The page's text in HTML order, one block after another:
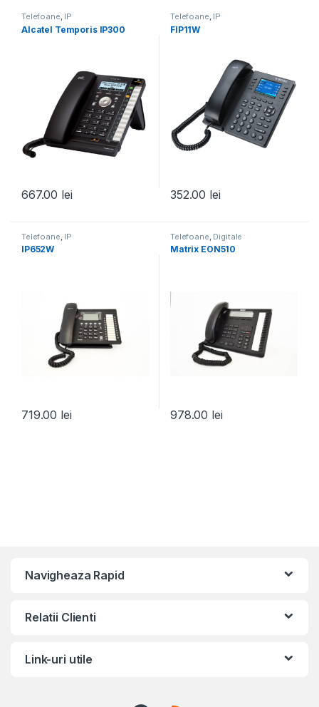
Telefoane, IP
Alcatel Temporis IP300
667.00 lei
Telefoane, IP
FIP11W
352.00 lei
Telefoane IP
IP652W
719.00 lei
Telefoane Digitale
Matrix EON510
978.00 lei
Navigheaza Rapid
Relatii Clienti
Link-uri utile